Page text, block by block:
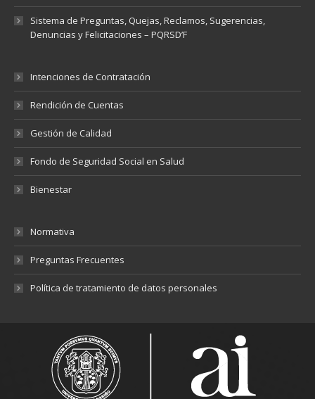
Sistema de Preguntas, Quejas, Reclamos, Sugerencias,
Denuncias y Felicitaciones – PQRSD’F
Intenciones de Contratación
Rendición de Cuentas
Gestión de Calidad
Fondo de Seguridad Social en Salud
Bienestar
Normativa
Preguntas Frecuentes
Política de tratamiento de datos personales